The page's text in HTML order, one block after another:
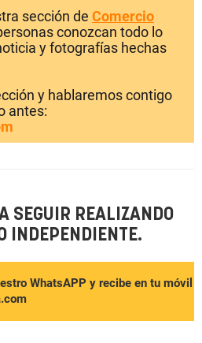
sección de Comercio
conozcan todo lo
y fotografías hechas
y hablaremos contigo
antes:
SEGUIR REALIZANDO
INDEPENDIENTE.
WhatsAPP y recibe en tu móvil